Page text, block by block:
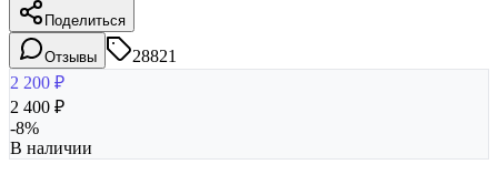
Поделиться
Отзывы
28821
2 200 ₽
2 400 ₽
-8%
В наличии